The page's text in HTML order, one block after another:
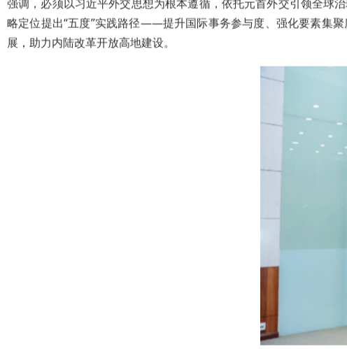
强调，必须以习近平外交思想为根本遵循，依托元首外交引领全球
略定位提出“五度”实践路径——提升国际事务参与度、强化要素集
展，助力内陆改革开放高地建设。